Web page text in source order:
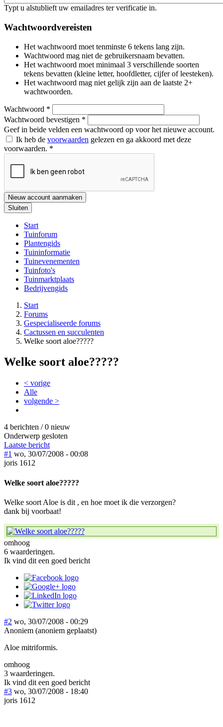
Typt u alstublieft uw emailadres ter verificatie in.
Wachtwoordvereisten
Het wachtwoord moet tenminste 6 tekens lang zijn.
Wachtwoord mag niet de gebruikersnaam bevatten.
Het wachtwoord moet minimaal 3 verschillende soorten
tekens bevatten (kleine letter, hoofdletter, cijfer of leesteken).
Het wachtwoord mag niet gelijk zijn aan de laatste 2+
wachtwoorden.
Wachtwoord *
Wachtwoord bevestigen *
Geef in beide velden een wachtwoord op voor het nieuwe account.
Ik heb de voorwaarden gelezen en ga akkoord met deze
voorwaarden. *
Nieuw account aanmaken
Sluiten
Start
Tuinforum
Plantengids
Tuininformatie
Tuinevenementen
Tuinfoto's
Tuinmarktplaats
Bedrijvengids
Start
Forums
Gespecialiseerde forums
Cactussen en succulenten
Welke soort aloe?????
Welke soort aloe?????
< vorige
Alle
volgende >
4 berichten / 0 nieuw
Onderwerp gesloten
Laatste bericht
#1 wo, 30/07/2008 - 00:08
joris 1612
Welke soort aloe?????
Welke soort Aloe is dit , en hoe moet ik die verzorgen?
dank bij voorbaat!
omhoog
6 waarderingen.
Ik vind dit een goed bericht
#2 wo, 30/07/2008 - 00:29
Anoniem (anoniem geplaatst)
Aloe mitriformis.
omhoog
3 waarderingen.
Ik vind dit een goed bericht
#3 wo, 30/07/2008 - 18:40
joris 1612